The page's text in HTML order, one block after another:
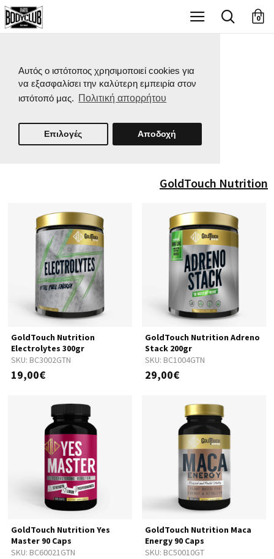
Αυτός ο ιστότοπος χρησιμοποιεί cookies για
να εξασφαλίσει την καλύτερη εμπειρία στον
ιστότοπό μας. Πολιτική απορρήτου
X
Επιλογές Αποδοχή
0
GoldTouch Nutrition
SKU: BC3002GTN
GoldTouch Nutrition
Electrolytes 300gr
19,00€
SKU: BC1004GTN
GoldTouch Nutrition Adreno
Stack 200gr
29,00€
SKU: BC60021GTN
GoldTouch Nutrition Yes
Master 90 Caps
SKU: BC50010GT
GoldTouch Nutrition Maca
Energy 90 Caps